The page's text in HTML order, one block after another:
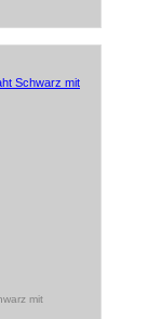
mit